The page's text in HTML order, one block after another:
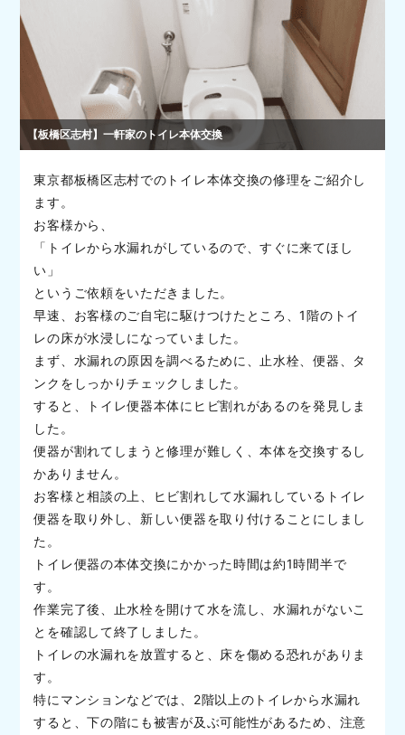
【板橋区志村】一軒家のトイレ本体交換
東京都板橋区志村でのトイレ本体交換の修理をご紹介し
ます。
お客様から、
「トイレから水漏れがしているので、すぐに来てほし
い」
というご依頼をいただきました。
早速、お客様のご自宅に駆けつけたところ、1階のトイ
レの床が水浸しになっていました。
まず、水漏れの原因を調べるために、止水栓、便器、タ
ンクをしっかりチェックしました。
すると、トイレ便器本体にヒビ割れがあるのを発見しま
した。
便器が割れてしまうと修理が難しく、本体を交換するし
かありません。
お客様と相談の上、ヒビ割れして水漏れしているトイレ
便器を取り外し、新しい便器を取り付けることにしまし
た。
トイレ便器の本体交換にかかった時間は約1時間半で
す。
作業完了後、止水栓を開けて水を流し、水漏れがないこ
とを確認して終了しました。
トイレの水漏れを放置すると、床を傷める恐れがありま
す。
特にマンションなどでは、2階以上のトイレから水漏れ
すると、下の階にも被害が及ぶ可能性があるため、注意